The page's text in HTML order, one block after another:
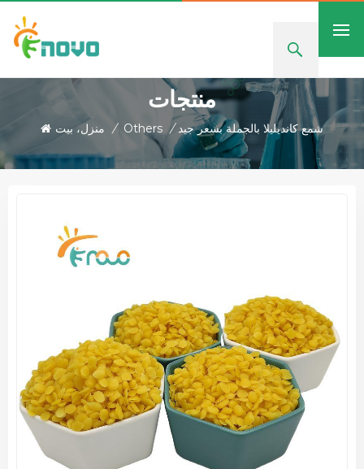
منتجات
منزل، بيت / Others / شمع كانديليلا بالجملة بسعر جيد